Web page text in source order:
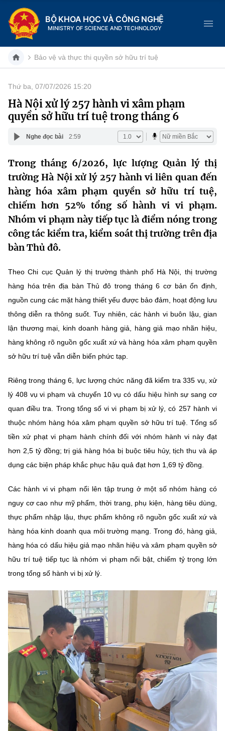
BỘ KHOA HỌC VÀ CÔNG NGHỆ
MINISTRY OF SCIENCE AND TECHNOLOGY
Danh mục
Trang chủ
Giới thiệu
Chức năng nhiệm vụ
Cơ cấu tổ chức
Lịch sử phát triển
Sở Khoa học và Công nghệ
Tin tức sự kiện
Khoa học và Công nghệ
Đổi mới sáng tạo
Chuyển đổi số
Sở hữu trí tuệ
Tiêu chuẩn, đo lường, chất lượng
Năng lượng nguyên tử
Dịch vụ công
Hệ thống văn bản
Văn bản QPPL
Lấy ý kiến người dân về dự thảo VBQPPL
MST IOFFICE
Khoa học và Công nghệ
Chuyển đổi số
Bưu chính, Viễn thông
Sở hữu trí tuệ
Tiêu chuẩn, đo lường, chất lượng
Multimedia
THƯ ĐIỆN TỬ
Khác
Videos
Voice
Nhiệm vụ trọng tâm
Chọn ngôn ngữ
BỘ KHOA HỌC VÀ CÔNG NGHỆ
MINISTRY OF SCIENCE AND TECHNOLOGY
Điều khoản sử dụng Theo dõi MST: Góp ý
Chịu trách nhiệm nội dung: Nguyễn Thị Hải Hằng
Giám đốc Trung tâm Truyền thông Khoa học và Công nghệ.
Liên hệ
Địa chỉ: Ban Biên tập Cổng TTĐT - 18 Nguyễn Du, TP. Hà Nội
Điện thoại: 024 3936 9506
Email:stc@mst.gov.vn
©2026 Bản quyền thuộc Bộ Khoa Học và Công Nghệ
(Ghi rõ nguồn "https://mst.gov.vn" khi phát hành lại thông tin từ
website này)
Bảo vệ và thực thi quyền sở hữu trí tuệ
Thứ ba, 07/07/2026 15:20
Hà Nội xử lý 257 hành vi xâm phạm
quyền sở hữu trí tuệ trong tháng 6
Nghe đọc bài 2:59
Trong tháng 6/2026, lực lượng Quản lý thị
trường Hà Nội xử lý 257 hành vi liên quan đến
hàng hóa xâm phạm quyền sở hữu trí tuệ,
chiếm hơn 52% tổng số hành vi vi phạm.
Nhóm vi phạm này tiếp tục là điểm nóng trong
công tác kiểm tra, kiểm soát thị trường trên địa
bàn Thủ đô.
Theo Chi cục Quản lý thị trường thành phố Hà Nội, thị trường
hàng hóa trên địa bàn Thủ đô trong tháng 6 cơ bản ổn định,
nguồn cung các mặt hàng thiết yếu được bảo đảm, hoạt động lưu
thông diễn ra thông suốt. Tuy nhiên, các hành vi buôn lậu, gian
lận thương mại, kinh doanh hàng giả, hàng giả mạo nhãn hiệu,
hàng không rõ nguồn gốc xuất xứ và hàng hóa xâm phạm quyền
sở hữu trí tuệ vẫn diễn biến phức tạp.
Riêng trong tháng 6, lực lượng chức năng đã kiểm tra 335 vụ, xử
lý 408 vụ vi phạm và chuyển 10 vụ có dấu hiệu hình sự sang cơ
quan điều tra. Trong tổng số vi vi phạm bị xử lý, có 257 hành vi
thuộc nhóm hàng hóa xâm phạm quyền sở hữu trí tuệ. Tổng số
tiền xử phạt vi phạm hành chính đối với nhóm hành vi này đạt
hơn 2,5 tỷ đồng; trị giá hàng hóa bị buộc tiêu hủy, tịch thu và áp
dụng các biện pháp khắc phục hậu quả đạt hơn 1,69 tỷ đồng.
Các hành vi vi phạm nổi lên tập trung ở một số nhóm hàng có
nguy cơ cao như mỹ phẩm, thời trang, phụ kiện, hàng tiêu dùng,
thực phẩm nhập lậu, thực phẩm không rõ nguồn gốc xuất xứ và
hàng hóa kinh doanh qua môi trường mạng. Trong đó, hàng giả,
hàng hóa có dấu hiệu giả mạo nhãn hiệu và xâm phạm quyền sở
hữu trí tuệ tiếp tục là nhóm vi phạm nổi bật, chiếm tỷ trọng lớn
trong tổng số hành vi bị xử lý.